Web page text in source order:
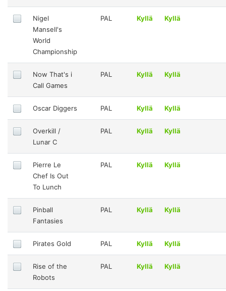
Nigel
Mansell's
World
Championship
PAL Kyllä Kyllä
Now That's i
Call Games
PAL Kyllä Kyllä
Oscar Diggers PAL Kyllä Kyllä
Overkill /
Lunar C
PAL Kyllä Kyllä
Pierre Le
Chef Is Out
To Lunch
PAL Kyllä Kyllä
Pinball
Fantasies
PAL Kyllä Kyllä
Pirates Gold PAL Kyllä Kyllä
Rise of the
Robots
PAL Kyllä Kyllä